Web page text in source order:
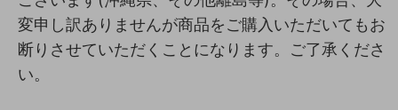
変申し訳ありませんが商品をご購入いただいてもお
断りさせていただくことになります。ご了承くださ
い。